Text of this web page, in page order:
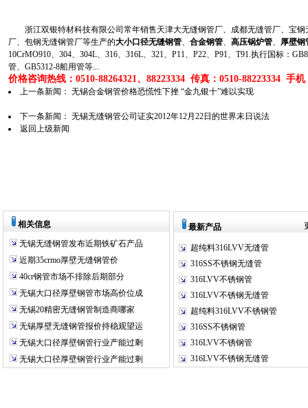
浙江双银特材科技有限公司常年销售天津大无缝钢管厂、成都无缝管厂、宝钢
厂、包钢无缝钢管厂等生产的大小口径无缝钢管、 合金钢管、 高压锅炉管、
厚壁钢
10CrMO910、304、304L、316、316L、321、P11、P22、P91、T91.执行国标：
管、GB5312-8船用管等...
价格咨询热线：0510-88264321、88223334 传真：0510-88223334 手机
上一条新闻： 无锡合金钢管价格恐慌性下挫 “金九银十”难以实现
下一条新闻： 无锡无缝钢管公司证实2012年12月22日的世界末日说法
返回上级新闻
相关信息
无锡无缝钢管发布近期铁矿石产品
近期35crmo厚壁无缝钢管价
40cr钢管市场不排除后期部分
无锡大口径厚壁钢管市场高价位成
无锡20精密无缝钢管制造商哪家
无锡厚壁无缝钢管报价持稳观望运
无锡大口径厚壁钢管行业产能过剩
无锡大口径厚壁钢管行业产能过剩
最新产品
超纯料316LVV无缝管
316SS不锈钢无缝管
316LVV不锈钢管
316LVV不锈钢无缝管
超纯料316LVV不锈钢管
316SS不锈钢管
316LVV不锈钢管
316LVV不锈钢无缝管